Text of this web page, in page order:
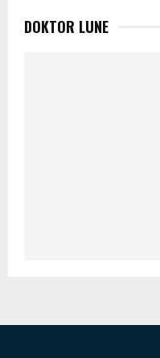
DOKTOR LUNE